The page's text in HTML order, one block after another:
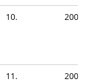
10. 2002
11.
2002